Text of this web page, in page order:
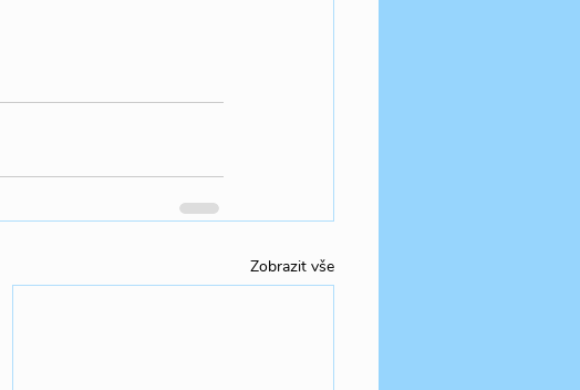
Zobrazit vše